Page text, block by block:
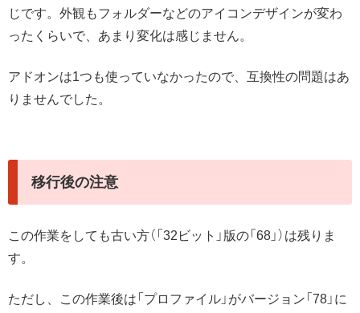
じです。外観もフォルダーなどのアイコンデザインが変わ
ったくらいで、あまり変化は感じません。
アドオンは1つも使っていなかったので、互換性の問題はあ
りませんでした。
移行後の注意
この作業をしても古い方（「32ビット」版の「68」）は残りま
す。
ただし、この作業後は「プロファイル」がバージョン「78」に